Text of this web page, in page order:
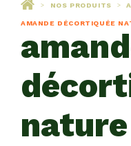
> NOS PRODUITS >
AMANDE DÉCORTIQUÉE